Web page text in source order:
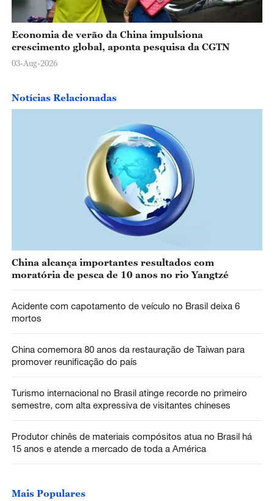
Economia de verão da China impulsiona
crescimento global, aponta pesquisa da CGTN
03-Aug-2026
Notícias Relacionadas
China alcança importantes resultados com
moratória de pesca de 10 anos no rio Yangtzé
Acidente com capotamento de veículo no Brasil deixa 6
mortos
China comemora 80 anos da restauração de Taiwan para
promover reunificação do país
Turismo internacional no Brasil atinge recorde no primeiro
semestre, com alta expressiva de visitantes chineses
Produtor chinês de materiais compósitos atua no Brasil há
15 anos e atende a mercado de toda a América
Mais Populares